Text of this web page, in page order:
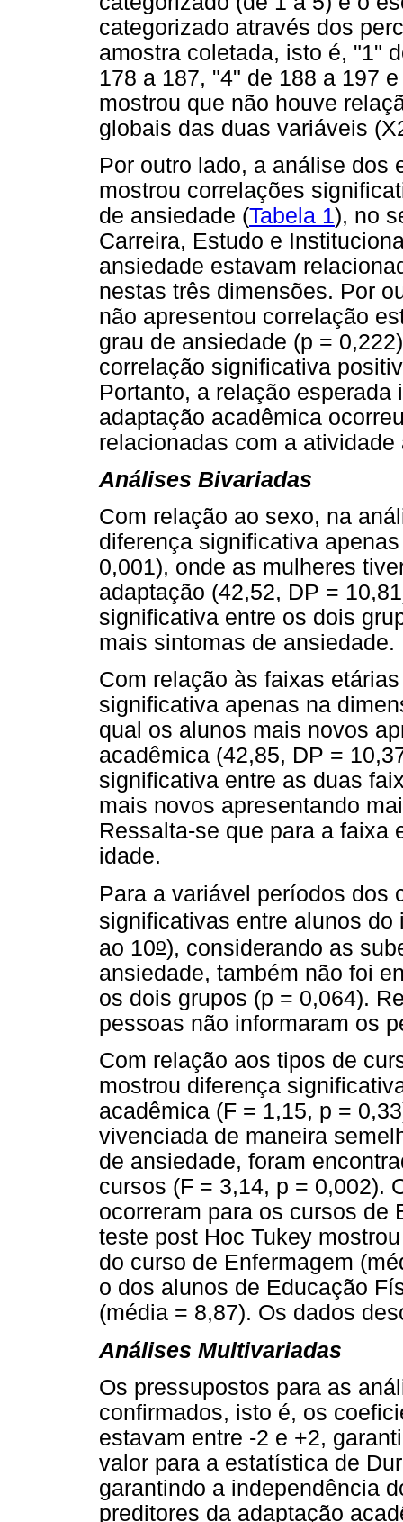
categorizado através dos
amostra coletada, isto é, "1"
178 a 187, "4" de 188 a 197
mostrou que não houve
globais das duas variáveis
Por outro lado, a análise dos
mostrou correlações
de ansiedade (Tabela 1), no
Carreira, Estudo e
ansiedade estavam
nestas três dimensões. Por
não apresentou correlação
grau de ansiedade (p =
correlação significativa
Portanto, a relação
adaptação acadêmica
relacionadas com a atividade
Análises Bivariadas
Com relação ao sexo, na
diferença significativa
0,001), onde as mulheres
adaptação (42,52, DP =
significativa entre os dois
mais sintomas de ansiedade.
Com relação às faixas
significativa apenas na
qual os alunos mais novos
acadêmica (42,85, DP =
significativa entre as duas
mais novos apresentando
Ressalta-se que para a faixa
idade.
Para a variável períodos dos
significativas entre alunos do
ao 10o), considerando as
ansiedade, também não foi
os dois grupos (p = 0,064).
pessoas não informaram os
Com relação aos tipos de
mostrou diferença
acadêmica (F = 1,15, p =
vivenciada de maneira
de ansiedade, foram
cursos (F = 3,14, p = 0,002).
ocorreram para os cursos de
teste post Hoc Tukey
do curso de Enfermagem
o dos alunos de Educação
(média = 8,87). Os dados
Análises Multivariadas
Os pressupostos para as
confirmados, isto é, os
estavam entre -2 e +2,
valor para a estatística de
garantindo a independência
preditores da adaptação